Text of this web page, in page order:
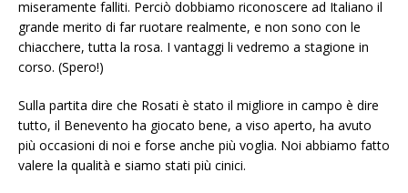
miseramente falliti. Perciò dobbiamo riconoscere ad Italiano il
grande merito di far ruotare realmente, e non sono con le
chiacchere, tutta la rosa. I vantaggi li vedremo a stagione in
corso. (Spero!)
Sulla partita dire che Rosati è stato il migliore in campo è dire
tutto, il Benevento ha giocato bene, a viso aperto, ha avuto
più occasioni di noi e forse anche più voglia. Noi abbiamo fatto
valere la qualità e siamo stati più cinici.